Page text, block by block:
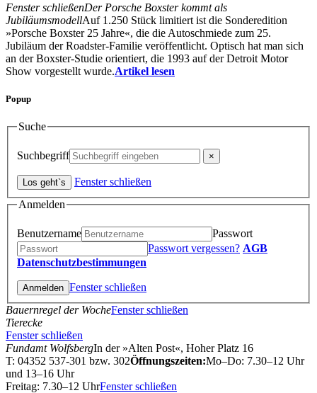
Fenster schließenDer Porsche Boxster kommt als
JubiläumsmodellAuf 1.250 Stück limitiert ist die Sonderedition
»Porsche Boxster 25 Jahre«, die die Autoschmiede zum 25.
Jubiläum der Roadster-Familie veröffentlicht. Optisch hat man sich
an der Boxster-Studie orientiert, die 1993 auf der Detroit Motor
Show vorgestellt wurde.Artikel lesen
Popup
Suche
Suchbegriff
Fenster schließen
Anmelden
Benutzername
Passwort
Passwort vergessen? AGB
Datenschutzbestimmungen
Fenster schließen
Bauernregel der WocheFenster schließen
Tierecke
Fenster schließen
Fundamt WolfsbergIn der »Alten Post«, Hoher Platz 16
T: 04352 537-301 bzw. 302Öffnungszeiten:Mo–Do: 7.30–12 Uhr
und 13–16 Uhr
Freitag: 7.30–12 UhrFenster schließen